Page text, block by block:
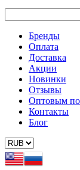
Бренды
Оплата
Доставка
Акции
Новинки
Отзывы
Оптовым
Контакты
Блог